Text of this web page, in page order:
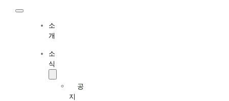
Toggle
Navigation
소
개
소
식
공
지